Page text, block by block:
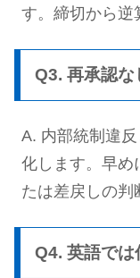
す。締切から逆
Q3. 再承認な
A. 内部統制違
化します。早め
たは差戻しの判
Q4. 英語では